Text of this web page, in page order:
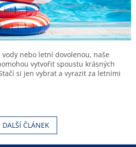
nebo letní dovolenou, naše
vytvořit spoustu krásných
si jen vybrat a vyrazit za letními
DALŠÍ ČLÁNEK